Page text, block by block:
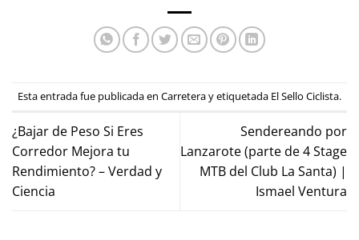
Esta entrada fue publicada en Carreteray etiquetada El Sello Ciclista.
¿Bajar de Peso Si Eres
Corredor Mejora tu
Rendimiento? – Verdad y
Ciencia
Sendereando por
Lanzarote (parte de 4 Stage
MTB del Club La Santa) |
Ismael Ventura